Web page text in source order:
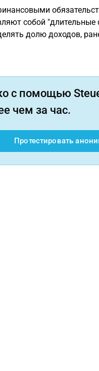
собой
долю доходов,
с помощью
чем за час.
Протестировать